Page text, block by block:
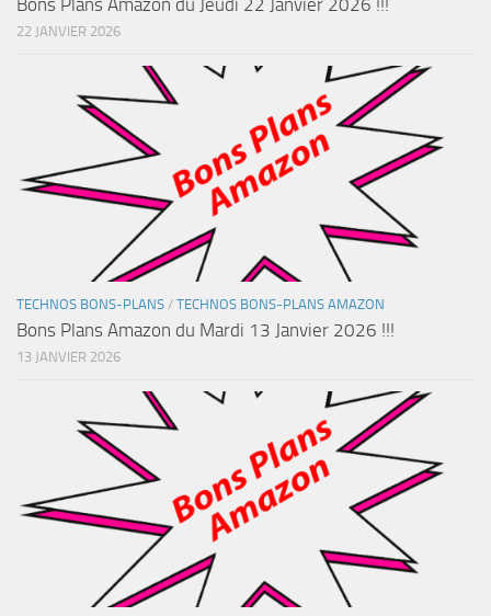
Bons Plans Amazon du Jeudi 22 Janvier 2026 !!!
22 JANVIER 2026
TECHNOS BONS-PLANS / TECHNOS BONS-PLANS AMAZON
Bons Plans Amazon du Mardi 13 Janvier 2026 !!!
13 JANVIER 2026